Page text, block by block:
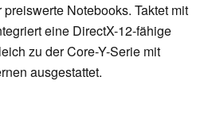
Notebooks. Taktet mit
eine DirectX-12-fähige
zu der Core-Y-Serie mit
ausgestattet.